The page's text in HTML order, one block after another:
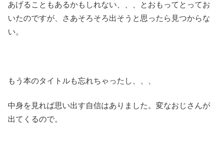
あげることもあるかもしれない、、、とおもってとってお
いたのですが、さあそろそろ出そうと思ったら見つからな
い。
もう本のタイトルも忘れちゃったし、、、
中身を見れば思い出す自信はありました。変なおじさんが
出てくるので。